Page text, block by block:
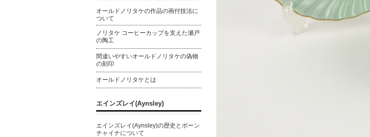
オールドノリタケの作品の画付技法に
ついて
ノリタケ コーヒーカップを支えた瀬戸
の陶工
間違いやすいオールドノリタケの偽物
の刻印
オールドノリタケとは
エインズレイ(Aynsley)
エインズレイ(Aynsley)の歴史とボーン
チャイナについて